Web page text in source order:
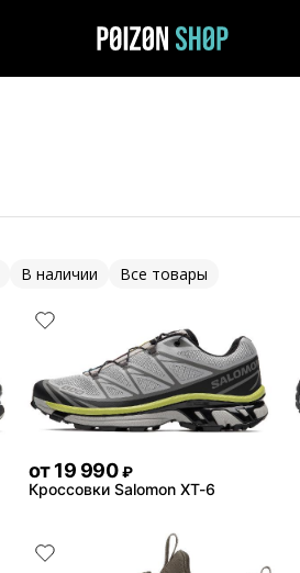
В наличии Все товары
от19 990 ₽
Кроссовки Salomon XT-6